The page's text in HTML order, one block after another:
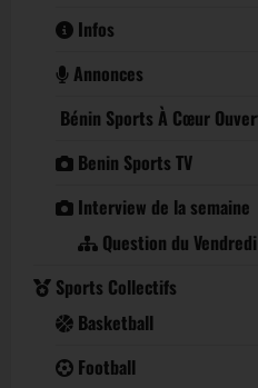
Infos
Annonces
Bénin Sports À Cœur
Benin Sports TV
Interview de la semaine
Question du Vendredi
Sports Collectifs
Basketball
Football